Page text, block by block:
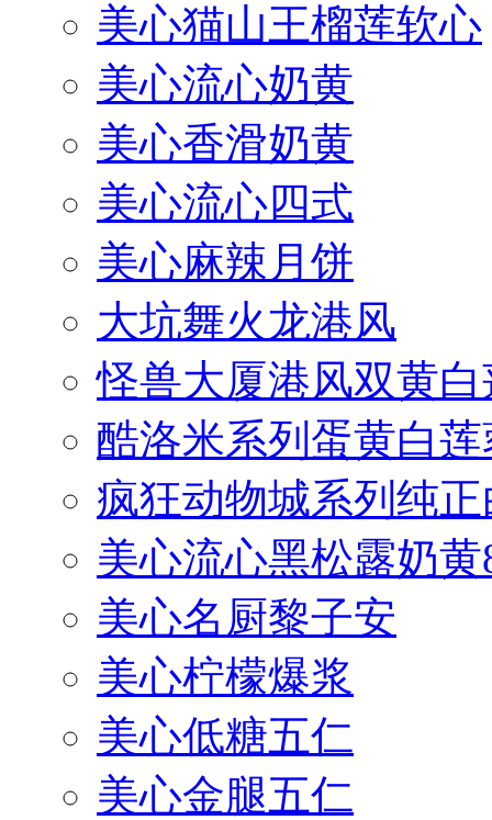
美心猫山王榴莲软心
美心流心奶黄
美心香滑奶黄
美心流心四式
美心麻辣月饼
大坑舞火龙港风
怪兽大厦港风双黄
酷洛米系列蛋黄白莲
疯狂动物城系列纯
美心流心黑松露奶
美心名厨黎子安
美心柠檬爆浆
美心低糖五仁
美心金腿五仁